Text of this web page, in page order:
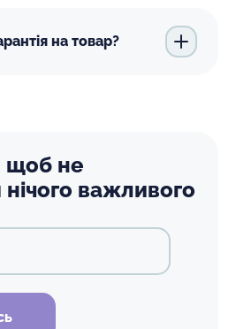
на товар?
щоб не
важливого